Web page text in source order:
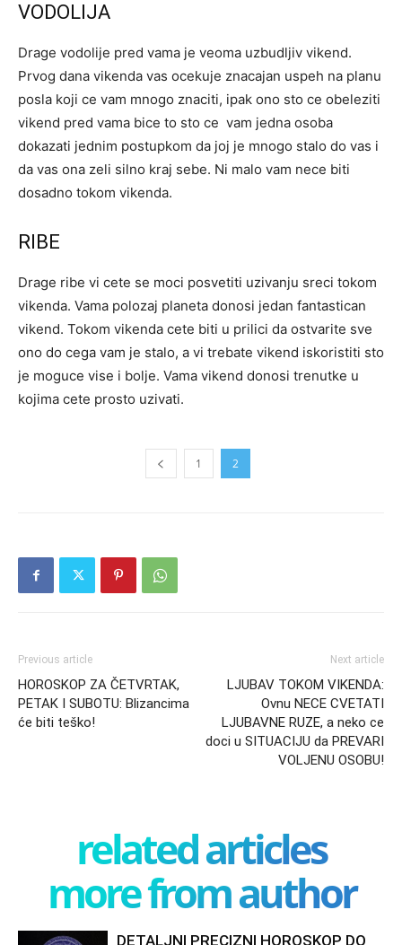
VODOLIJA
Drage vodolije pred vama je veoma uzbudljiv vikend.
Prvog dana vikenda vas ocekuje znacajan uspeh na planu
posla koji ce vam mnogo znaciti, ipak ono sto ce obeleziti
vikend pred vama bice to sto ce vam jedna osoba
dokazati jednim postupkom da joj je mnogo stalo do vas i
da vas ona zeli silno kraj sebe. Ni malo vam nece biti
dosadno tokom vikenda.
RIBE
Drage ribe vi cete se moci posvetiti uzivanju sreci tokom
vikenda. Vama polozaj planeta donosi jedan fantastican
vikend. Tokom vikenda cete biti u prilici da ostvarite sve
ono do cega vam je stalo, a vi trebate vikend iskoristiti sto
je moguce vise i bolje. Vama vikend donosi trenutke u
kojima cete prosto uzivati.
1 2
Previous article
HOROSKOP ZA ČETVRTAK,
PETAK I SUBOTU: Blizancima
će biti teško!
Next article
LJUBAV TOKOM VIKENDA:
Ovnu NECE CVETATI
LJUBAVNE RUZE, a neko ce
doci u SITUACIJU da PREVARI
VOLJENU OSOBU!
related articles
more from author
DETALJNI PRECIZNI HOROSKOP DO